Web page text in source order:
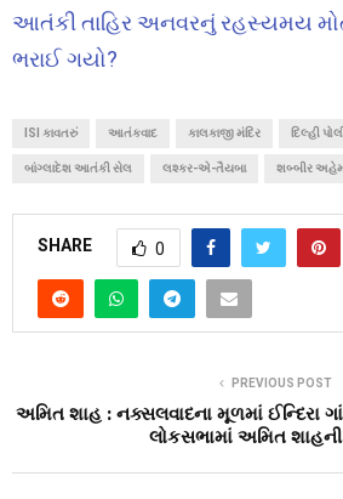
આતંકી તાહિર અનવરનું રહસ્યમય
ભરાઈ ગયો?
ISI કાવતરું આતંકવાદ કાલકાજી મંદિર દિલ્હી
બાંગ્લાદેશ આતંકી સેલ લશ્કર-એ-તૈયબા શબ્બીર
SHARE 0
PREVIOUS POST
અમિત શાહ : નક્સલવાદના મૂળમાં ઈન્દિરા
લોકસભામાં અમિત શાહની